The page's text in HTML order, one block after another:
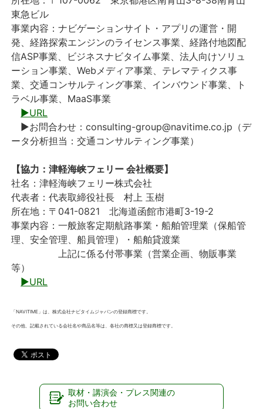
東急ビル
事業内容：ナビゲーションサイト・アプリの運営・開
発、経路探索エンジンのライセンス事業、経路付地図配
信ASP事業、ビジネスナビタイム事業、法人向けソリュ
ーション事業、Webメディア事業、テレマティクス事
業、交通コンサルティング事業、インバウンド事業、ト
ラベル事業、MaaS事業
▶URL
▶お問合わせ：consulting-group@navitime.co.jp（デ
ータ分析担当：交通コンサルティング事業）
【協力：津軽海峡フェリー 会社概要】
社名：津軽海峡フェリー株式会社
代表者：代表取締役社長 村上 玉樹
所在地：〒041-0821 北海道函館市港町3-19-2
事業内容：一般旅客定期航路事業・船舶管理業（保船管
理、安全管理、船員管理）・船舶貸渡業
上記に係る付帯事業（営業企画、物販事業
等）
▶URL
「NAVITIME」は、株式会社ナビタイムジャパンの登録商標です。
その他、記載されている会社名や商品名等は、各社の商標又は登録商標です。
取材・講演会・プレス関連の
お問い合わせ